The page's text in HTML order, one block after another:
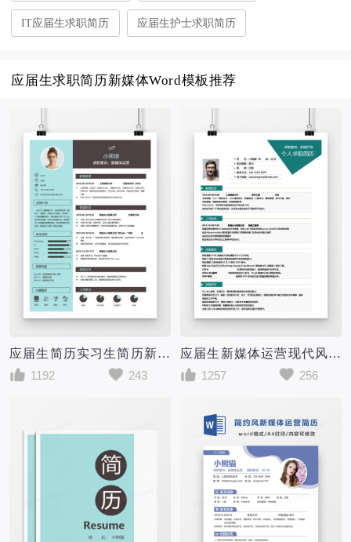
IT应届生求职简历 应届生护士求职简历
应届生求职简历新媒体Word模板推荐
应届生简历实习生简历新媒体运营个人求职简历word简历模板
1192
243
应届生新媒体运营现代风格求职简历word简历模板
1257
256